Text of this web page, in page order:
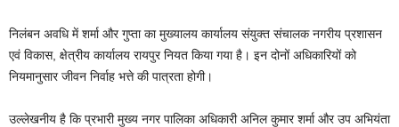
निलंबन अवधि में शर्मा और गुप्ता का मुख्यालय कार्यालय संयुक्त संचालक नगरीय प्रशासन
एवं विकास, क्षेत्रीय कार्यालय रायपुर नियत किया गया है। इन दोनों अधिकारियों को
नियमानुसार जीवन निर्वाह भत्ते की पात्रता होगी।
उल्लेखनीय है कि प्रभारी मुख्य नगर पालिका अधिकारी अनिल कुमार शर्मा और उप अभियंता